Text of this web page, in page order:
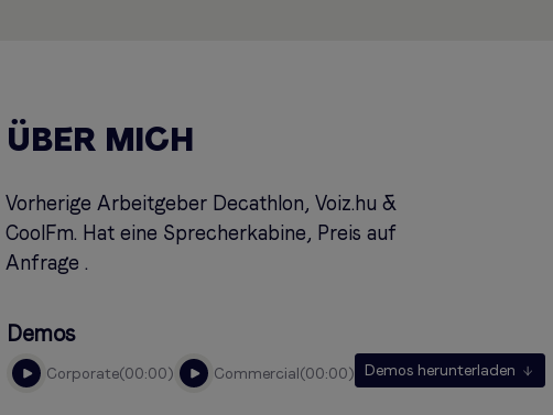
ÜBER MICH
Vorherige Arbeitgeber Decathlon, Voiz.hu &
CoolFm. Hat eine Sprecherkabine, Preis auf
Anfrage .
Demos
corporate 00:00 commercial 00:00 Demos herunterladen